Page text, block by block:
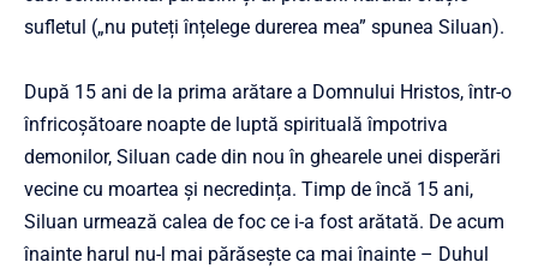
sufletul („nu puteți înțelege durerea mea” spunea Siluan).
După 15 ani de la prima arătare a Domnului Hristos, într-o
înfricoșătoare noapte de luptă spirituală împotriva
demonilor, Siluan cade din nou în ghearele unei disperări
vecine cu moartea și necredința. Timp de încă 15 ani,
Siluan urmează calea de foc ce i-a fost arătată. De acum
înainte harul nu-l mai părăsește ca mai înainte – Duhul